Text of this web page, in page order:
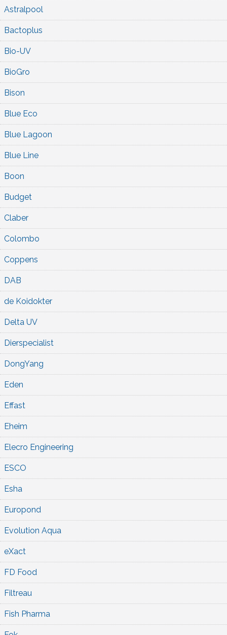
Astralpool
Bactoplus
Bio-UV
BioGro
Bison
Blue Eco
Blue Lagoon
Blue Line
Boon
Budget
Claber
Colombo
Coppens
DAB
de Koidokter
Delta UV
Dierspecialist
DongYang
Eden
Effast
Eheim
Elecro Engineering
ESCO
Esha
Europond
Evolution Aqua
eXact
FD Food
Filtreau
Fish Pharma